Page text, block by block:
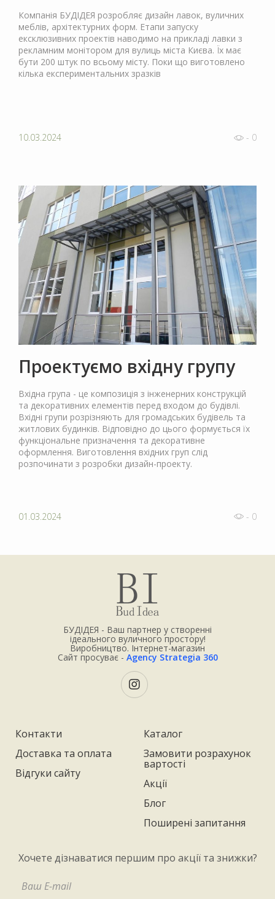
Компанія БУДІДЕЯ розробляє дизайн лавок, вуличних
меблів, архітектурних форм. Етапи запуску
ексклюзивних проектів наводимо на прикладі лавки з
рекламним монітором для вулиць міста Києва. Їх має
бути 200 штук по всьому місту. Поки що виготовлено
кілька експериментальних зразків
10.03.2024 - 0
Проектуємо вхідну групу
Вхідна група - це композиція з інженерних конструкцій
та декоративних елементів перед входом до будівлі.
Вхідні групи розрізняють для громадських будівель та
житлових будинків. Відповідно до цього формується їх
функціональне призначення та декоративне
оформлення. Виготовлення вхідних груп слід
розпочинати з розробки дизайн-проекту.
01.03.2024 - 0
БУДІДЕЯ - Ваш партнер у створенні
ідеального вуличного простору!
Виробництво. Інтернет-магазин
Сайт просуває - Agency Strategia 360
Контакти
Доставка та оплата
Відгуки сайту
Каталог
Замовити розрахунок
вартості
Акції
Блог
Поширені запитання
Хочете дізнаватися першим про акції та знижки?